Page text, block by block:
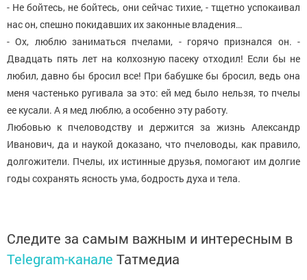
- Не бойтесь, не бойтесь, они сейчас тихие, - тщетно успокаивал
нас он, спешно покидавших их законные владения…
- Ох, люблю заниматься пчелами, - горячо признался он. -
Двадцать пять лет на колхозную пасеку отходил! Если бы не
любил, давно бы бросил все! При бабушке бы бросил, ведь она
меня частенько ругивала за это: ей мед было нельзя, то пчелы
ее кусали. А я мед люблю, а особенно эту работу.
Любовью к пчеловодству и держится за жизнь Александр
Иванович, да и наукой доказано, что пчеловоды, как правило,
долгожители. Пчелы, их истинные друзья, помогают им долгие
годы сохранять ясность ума, бодрость духа и тела.
Следите за самым важным и интересным в
Telegram-канале Татмедиа